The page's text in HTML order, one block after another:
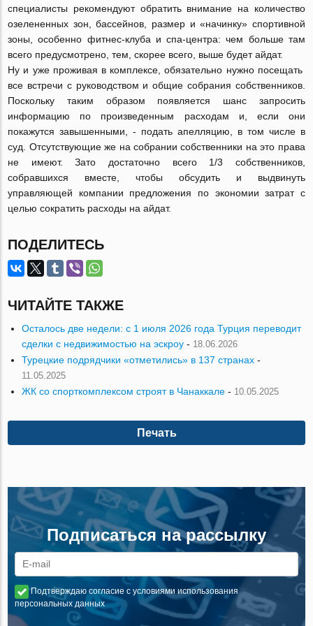
специалисты рекомендуют обратить внимание на количество
озелененных зон, бассейнов, размер и «начинку» спортивной
зоны, особенно фитнес-клуба и спа-центра: чем больше там
всего предусмотрено, тем, скорее всего, выше будет айдат.
Ну и уже проживая в комплексе, обязательно нужно посещать
все встречи с руководством и общие собрания собственников.
Поскольку таким образом появляется шанс запросить
информацию по произведенным расходам и, если они
покажутся завышенными, - подать апелляцию, в том числе в
суд. Отсутствующие же на собрании собственники на это права
не имеют. Зато достаточно всего 1/3 собственников,
собравшихся вместе, чтобы обсудить и выдвинуть
управляющей компании предложения по экономии затрат с
целью сократить расходы на айдат.
ПОДЕЛИТЕСЬ
ЧИТАЙТЕ ТАКЖЕ
Осталось две недели: с 1 июля 2026 года Турция переводит
сделки с недвижимостью на эскроу - 18.06.2026
Турецкие подрядчики «отметились» в 137 странах -
11.05.2025
ЖК со спорткомплексом строят в Чанаккале - 10.05.2025
Печать
Подписаться на рассылку
Подтверждаю согласие с условиями использования
персональных данных